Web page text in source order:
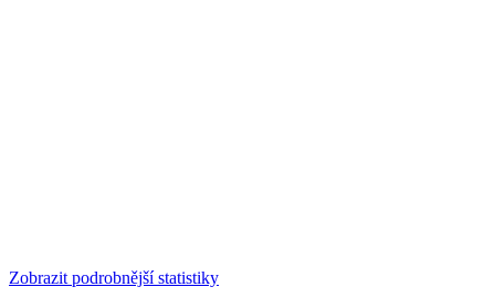
Zobrazit podrobnější statistiky